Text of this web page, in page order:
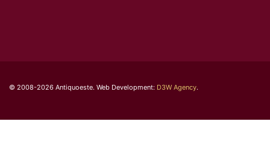
© 2008-2026 Antiquoeste. Web Development: D3W Agency.